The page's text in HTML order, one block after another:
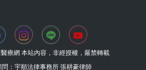
療網 本站內容，非經授權，嚴禁轉載
問：宇順法律事務所 張耕豪律師